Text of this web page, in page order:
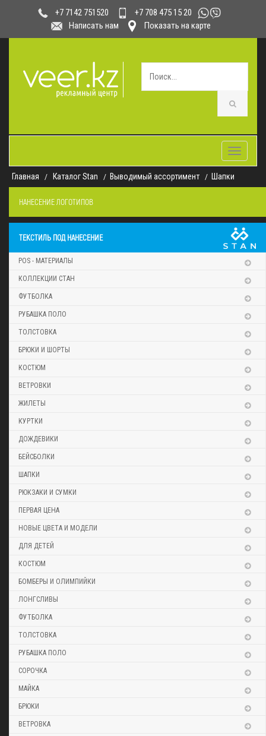
+7 7142 751520
+7 708 475 15 20
Написать нам
Показать на карте
Toggle
Главная
Каталог Stan Выводимый ассортимент Шапки
НАНЕСЕНИЕ ЛОГОТИПОВ
ТЕКСТИЛЬ ПОД НАНЕСЕНИЕ
POS - МАТЕРИАЛЫ
КОЛЛЕКЦИИ СТАН
ФУТБОЛКА
РУБАШКА ПОЛО
ТОЛСТОВКА
БРЮКИ И ШОРТЫ
КОСТЮМ
ВЕТРОВКИ
ЖИЛЕТЫ
КУРТКИ
ДОЖДЕВИКИ
БЕЙСБОЛКИ
ШАПКИ
РЮКЗАКИ И СУМКИ
ПЕРВАЯ ЦЕНА
НОВЫЕ ЦВЕТА И МОДЕЛИ
ДЛЯ ДЕТЕЙ
КОСТЮМ
БОМБЕРЫ И ОЛИМПИЙКИ
ЛОНГСЛИВЫ
ФУТБОЛКА
ТОЛСТОВКА
РУБАШКА ПОЛО
СОРОЧКА
МАЙКА
БРЮКИ
ВЕТРОВКА